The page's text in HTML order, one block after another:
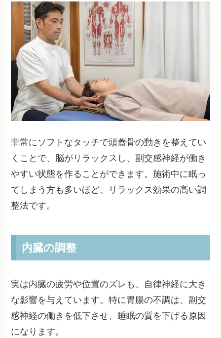
非常にソフトなタッチで頭蓋骨の動きを整えてい
くことで、脳がリラックスし、副交感神経が働き
やすい状態を作ることができます。施術中に眠っ
てしまう方も多いほど、リラックス効果の高い調
整法です。
内臓の調整
実は内臓の疲労や位置のズレも、自律神経に大き
な影響を与えています。特に胃腸の不調は、副交
感神経の働きを低下させ、睡眠の質を下げる原因
になります。